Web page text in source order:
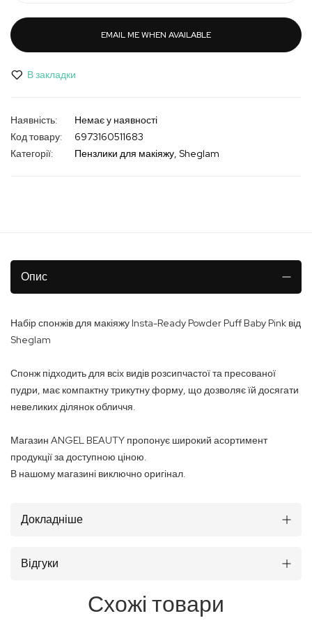
EMAIL ME WHEN AVAILABLE
В закладки
Немає у наявності
Код товару
6973160511683
Категорії:
Пензлики для макіяжу Sheglam
Опис
Набір спонжів для макіяжу Insta-Ready Powder Puff Baby Pink від
Sheglam
Спонж підходить для всіх видів розсипчастої та пресованої
пудри, має компактну трикутну форму, що дозволяє їй досягати
невеликих ділянок обличчя.
Магазин ANGEL BEAUTY пропонує широкий асортимент
продукції за доступною ціною.
В нашому магазині виключно оригінал.
Докладніше
Відгуки
Схожі товари